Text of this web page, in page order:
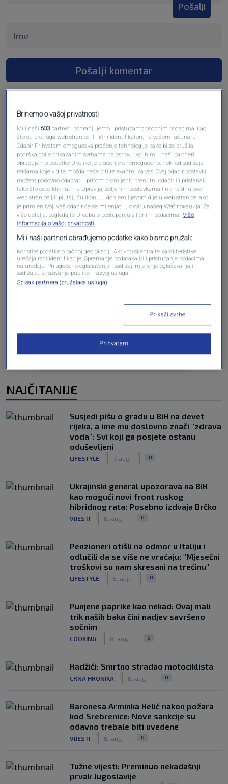
Pošalji
Pošalji komentar
Oglas
Oglas
NAJČITANIJE
Susjedi pišu o gradu u BiH na devet
rijeka, a ime mu doslovno znači "zdrava
voda": Svi koji ga posjete ostanu
oduševljeni
LIFESTYLE 7. aug. 0
Ukrajinski general upozorava na BiH
kao mogući novi front ruskog
hibridnog rata: Posebno izdvaja Brčko
VIJESTI 8. aug. 0
Penzioneri otišli na odmor u Italiju i
odlučili da se više ne vraćaju: "Mjesečni
troškovi su nam skresani na trećinu"
LIFESTYLE 5. aug. 0
Punjene paprike kao nekad: Ovaj mali
trik naših baka čini nadjev savršeno
sočnim
COOKING 8. aug. 0
Hadžići: Smrtno stradao motociklista
CRNA HRONIKA 8. aug. 0
Baronesa Arminka Helić nakon požara
kod Srebrenice: Nove sankcije su
odavno trebale biti uvedene
VIJESTI 8. aug. 0
Tužne vijesti: Preminuo nekadašnji
prvak Jugoslavije
Brinemo o vašoj privatnosti
Mi i naši603 partneri pohranjujemo i pristupamo osobnim podacima, kao
što su pretraga web stranica ili lični identifikatori, na vašem računaru .
Odabir Prihvatam omogućava praćenje tehnologije kako bi se pružila
podrška dolje prikazanim svrhama na osnovu kojih mi i naši partneri
obrađujemo podatke Ukoliko je praćenje onemogućeno, neki od sadržaja i
reklama koje vidite možda neće biti relevantni za vas. Ovaj odabir postavki
možete ponovno odabrati i pritom promijeniti trenutni odabir ili pristanak
tako što ćete kliknuti na Upravljaj željenim postavkama link na dnu ove
web stranice [ili plutajuću ikonu u donjem lijevom dijelu web stranice, ako
je primjenjivo]. Vaš odabir će se mijenjati u okviru našeg Wеб локација. Za
više detalja, pogledajte Uredbu o postupanju s ličnim podacima. Više
informacija o vašoj privatnosti
Mi i naši partneri obrađujemo podatke kako bismo pružali:
Koristite podatke o tačnoj geolokaciji. Aktivno skenirajte karakteristike
uređaja radi identifikacije. Spremanje podataka i/ili pristupanje podacima
na uređaju. Prilagođeno oglašavanje i sadržaj, mjerenje oglašavanja i
sadržaja, istraživanje publike i razvoj usluga.
Spisak partnera (pružalaca usluga)
Prikaži svrhe
Prihvatam